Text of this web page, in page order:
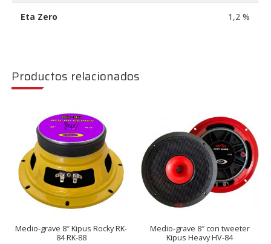
Eta Zero 1,2 %
Productos relacionados
Medio-grave 8″ Kipus Rocky RK-
84 RK-88
Medio-grave 8″ con tweeter
Kipus Heavy HV-84